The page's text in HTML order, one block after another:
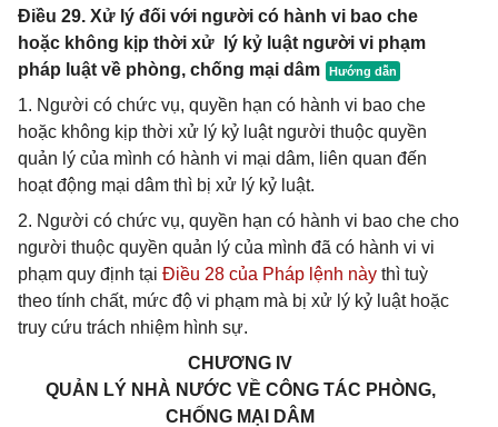
Điều 29. Xử lý đối với người có hành vi bao che
hoặc không kịp thời xử lý kỷ luật người vi phạm
pháp luật về phòng, chống mại dâm
1. Người có chức vụ, quyền hạn có hành vi bao che
hoặc không kịp thời xử lý kỷ luật người thuộc quyền
quản lý của mình có hành vi mại dâm, liên quan đến
hoạt động mại dâm thì bị xử lý kỷ luật.
2. Người có chức vụ, quyền hạn có hành vi bao che cho
người thuộc quyền quản lý của mình đã có hành vi vi
phạm quy định tại Điều 28 của Pháp lệnh này thì tuỳ
theo tính chất, mức độ vi phạm mà bị xử lý kỷ luật hoặc
truy cứu trách nhiệm hình sự.
CHƯƠNG IV
QUẢN LÝ NHÀ NƯỚC VỀ CÔNG TÁC PHÒNG,
CHỐNG MẠI DÂM